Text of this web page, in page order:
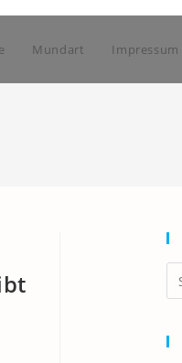
Mundart Impressum